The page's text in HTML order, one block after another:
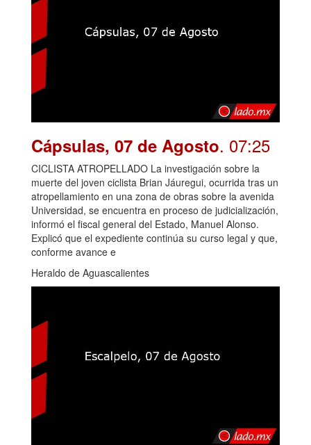
Cápsulas, 07 de Agosto. 07:25
CICLISTA ATROPELLADO La investigación sobre la
muerte del joven ciclista Brian Jáuregui, ocurrida tras un
atropellamiento en una zona de obras sobre la avenida
Universidad, se encuentra en proceso de judicialización,
informó el fiscal general del Estado, Manuel Alonso.
Explicó que el expediente continúa su curso legal y que,
conforme avance e
Heraldo de Aguascalientes